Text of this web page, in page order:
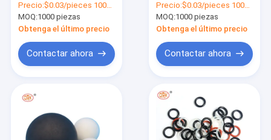
sellado Neoprene de
caucho O anillo
Precio:$0.03/pieces 1000-4999 pieces
MOQ:1000 piezas
Obtenga el último precio
Contactar ahora
SBR caucho O
material de anillo
Fkm moldeo
Precio:$0.03/pieces 1000-9999 pieces
MOQ:1000 piezas
Obtenga el último precio
Contactar ahora